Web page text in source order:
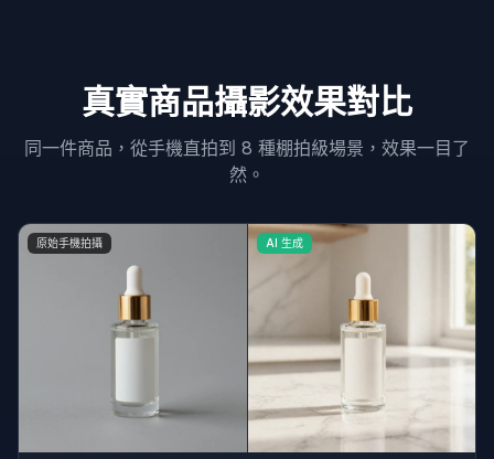
真實商品攝影效果對比
同一件商品，從手機直拍到 8 種棚拍級場景，效果一目了
然。
原始手機拍攝 AI 生成